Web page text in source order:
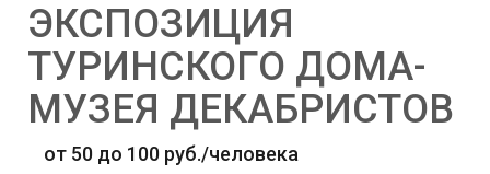
ЭКСПОЗИЦИЯ
ТУРИНСКОГО ДОМА-
МУЗЕЯ ДЕКАБРИСТОВ
от 50 до 100 руб./человека